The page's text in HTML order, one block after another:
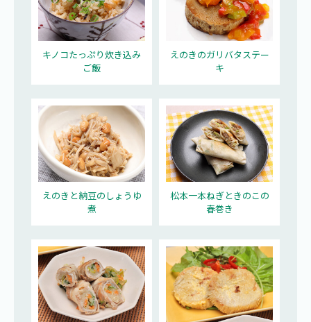
キノコたっぷり炊き込み
ご飯
えのきのガリバタステー
キ
えのきと納豆のしょうゆ
煮
松本一本ねぎときのこの
春巻き